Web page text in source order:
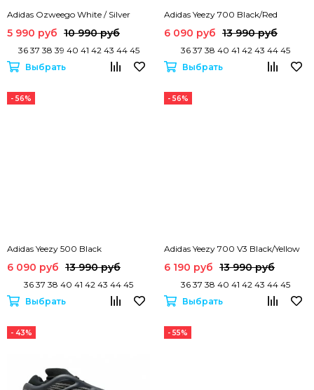
Adidas Ozweego White / Silver
5 990 руб 10 990 руб
36 37 38 39 40 41 42 43 44 45
Выбрать
Adidas Yeezy 700 Black/Red
6 090 руб 13 990 руб
36 37 38 40 41 42 43 44 45
Выбрать
- 56%
Adidas Yeezy 500 Black
6 090 руб 13 990 руб
36 37 38 40 41 42 43 44 45
Выбрать
- 56%
Adidas Yeezy 700 V3 Black/Yellow
6 190 руб 13 990 руб
36 37 38 40 41 42 43 44 45
Выбрать
- 43% - 55%